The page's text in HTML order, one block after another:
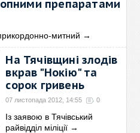
препаратами
митний →
На Тячівщині злодів
вкрав "Нокію" та
сорок гривень
07 листопада 2012, 14:55 0
Із заявою в Тячівський
райвідділ міліції →